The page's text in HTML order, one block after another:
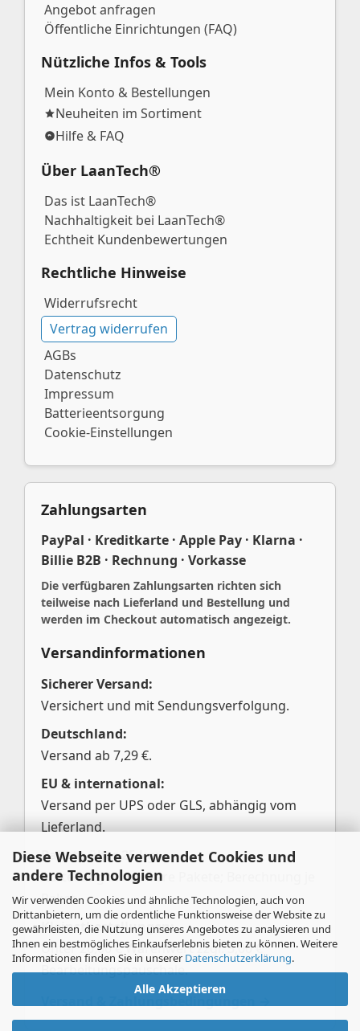
Diese Webseite verwendet Cookies und
andere Technologien
Wir verwenden Cookies und ähnliche Technologien, auch von
Drittanbietern, um die ordentliche Funktionsweise der Website zu
gewährleisten, die Nutzung unseres Angebotes zu analysieren und
Ihnen ein bestmögliches Einkaufserlebnis bieten zu können. Weitere
Informationen finden Sie in unserer Datenschutzerklärung.
Alle Akzeptieren
Angebot anfragen
Öffentliche Einrichtungen (FAQ)
Nützliche Infos & Tools
Mein Konto & Bestellungen
Neuheiten im Sortiment
Hilfe & FAQ
Über LaanTech®
Das ist LaanTech®
Nachhaltigkeit bei LaanTech®
Echtheit Kundenbewertungen
Rechtliche Hinweise
Widerrufsrecht
Vertrag widerrufen
AGBs
Datenschutz
Impressum
Batterieentsorgung
Cookie-Einstellungen
Zahlungsarten
PayPal · Kreditkarte · Apple Pay · Klarna ·
Billie B2B · Rechnung · Vorkasse
Die verfügbaren Zahlungsarten richten sich
teilweise nach Lieferland und Bestellung und
werden im Checkout automatisch angezeigt.
Versandinformationen
Sicherer Versand:
Versichert und mit Sendungsverfolgung.
Deutschland:
Versand ab 7,29 €.
EU & international:
Versand per UPS oder GLS, abhängig vom
Lieferland.
Pakete über 25 kg:
Aufteilung in mehrere Pakete; Berechnung je
Paket.
Kleinstbestellungen:
Unter 20,00 € Warenwert zzgl. 3,00 €
Bearbeitungspauschale.
Versand & Zahlungsbedingungen →